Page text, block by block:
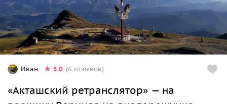
Иван 5.0 (6 отзывов)
«Акташский ретранслятор» — на